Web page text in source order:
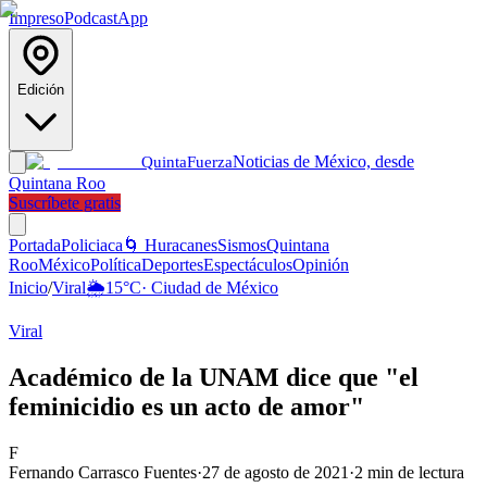
ImpresoPodcastApp
Edición
QuintaFuerzaNoticias de México, desde
Quintana Roo
Suscríbete gratis
PortadaPoliciaca 🌀 HuracanesSismosQuintana
RooMéxicoPolíticaDeportesEspectáculosOpinión
Inicio/Viral🌦️15°C· Ciudad de México
Viral
Académico de la UNAM dice que "el
feminicidio es un acto de amor"
F
Fernando Carrasco Fuentes·27 de agosto de 2021 ·2 min de lectura